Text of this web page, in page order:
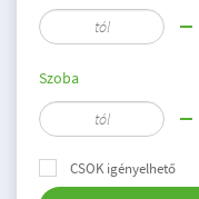
Szoba
CSOK igényelhető